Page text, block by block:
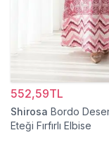
552,59TL
Shirosa Bordo
Eteği Fırfırlı Elbise